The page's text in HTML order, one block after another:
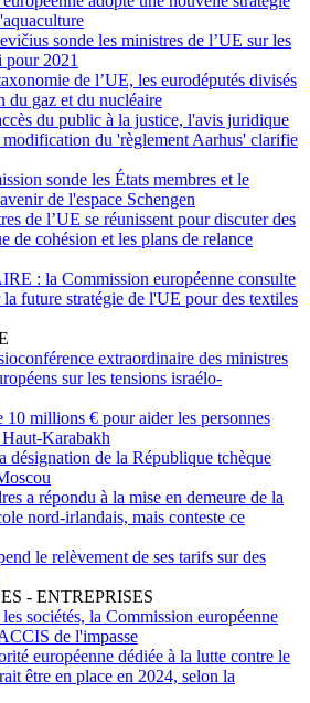
sonde les ministres de l’UE sur les
2021
de l’UE, les eurodéputés divisés
du gaz et du nucléaire
du public à la justice, l'avis juridique
du 'règlement Aarhus' clarifie
sonde les États membres et le
de l'espace Schengen
de l’UE se réunissent pour discuter des
de cohésion et les plans de relance
: la Commission européenne consulte
future stratégie de l'UE pour des textiles
extraordinaire des ministres
sur les tensions israélo-
10 millions € pour aider les personnes
Karabakh
désignation de la République tchèque
a répondu à la mise en demeure de la
nord-irlandais, mais conteste ce
le relèvement de ses tarifs sur des
- ENTREPRISES
sociétés, la Commission européenne
de l'impasse
européenne dédiée à la lutte contre le
être en place en 2024, selon la